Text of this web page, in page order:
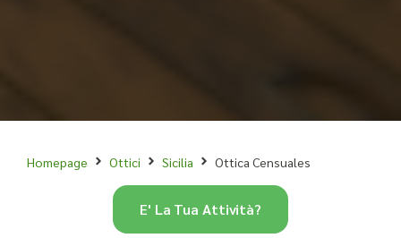
Homepage Ottici Sicilia Ottica Censuales
E' La Tua Attività?